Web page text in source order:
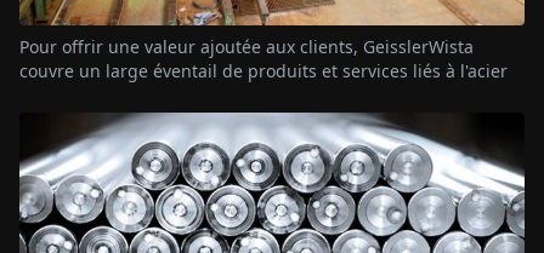
Pour offrir une valeur ajoutée aux clients, GeisslerWista
couvre un large éventail de produits et services liés à l'acier